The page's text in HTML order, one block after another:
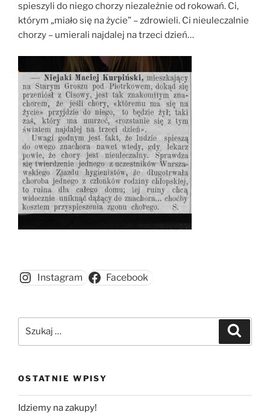
spieszyli do niego chorzy niezależnie od rokowań. Ci,
którym „miało się na życie” – zdrowieli. Ci nieuleczalnie
chorzy – umierali najdalej na trzeci dzień…
Instagram Facebook
OSTATNIE WPISY
Idziemy na zakupy!